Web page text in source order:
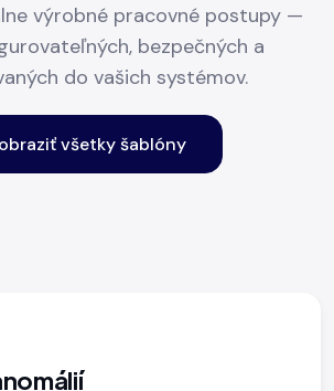
výrobné pracovné postupy —
bezpečných a
do vašich systémov.
všetky šablóny